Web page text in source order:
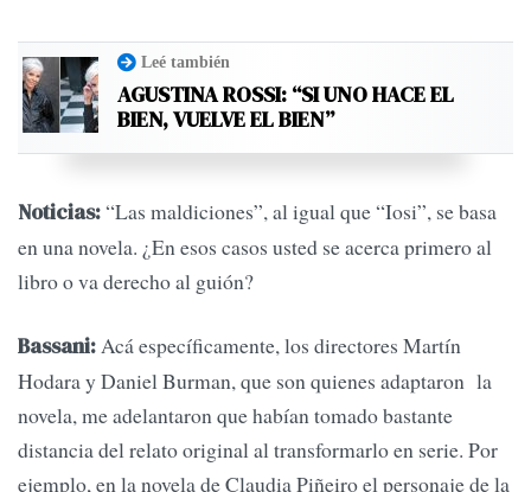
Leé también
AGUSTINA ROSSI: “SI UNO HACE EL
BIEN, VUELVE EL BIEN”
Noticias:“Las maldiciones”, al igual que “Iosi”, se basa
en una novela. ¿En esos casos usted se acerca primero al
libro o va derecho al guión?
Bassani:Acá específicamente, los directores Martín
Hodara y Daniel Burman, que son quienes adaptaron la
novela, me adelantaron que habían tomado bastante
distancia del relato original al transformarlo en serie. Por
ejemplo, en la novela de Claudia Piñeiro el personaje de la